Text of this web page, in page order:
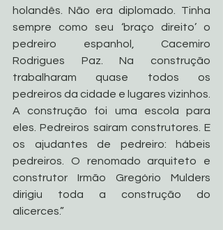
holandês. Não era diplomado. Tinha
sempre como seu ‘braço direito’ o
pedreiro espanhol, Cacemiro
Rodrigues Paz. Na construção
trabalharam quase todos os
pedreiros da cidade e lugares vizinhos.
A construção foi uma escola para
eles. Pedreiros saíram construtores. E
os ajudantes de pedreiro: hábeis
pedreiros. O renomado arquiteto e
construtor Irmão Gregório Mulders
dirigiu toda a construção do
alicerces.”